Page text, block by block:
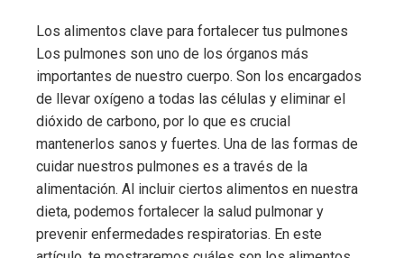
Los alimentos clave para fortalecer tus pulmones
Los pulmones son uno de los órganos más
importantes de nuestro cuerpo. Son los encargados
de llevar oxígeno a todas las células y eliminar el
dióxido de carbono, por lo que es crucial
mantenerlos sanos y fuertes. Una de las formas de
cuidar nuestros pulmones es a través de la
alimentación. Al incluir ciertos alimentos en nuestra
dieta, podemos fortalecer la salud pulmonar y
prevenir enfermedades respiratorias. En este